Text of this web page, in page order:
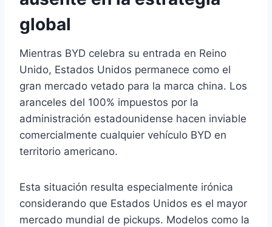
global
Mientras BYD celebra su entrada en Reino
Unido, Estados Unidos permanece como el
gran mercado vetado para la marca china. Los
aranceles del 100% impuestos por la
administración estadounidense hacen inviable
comercialmente cualquier vehículo BYD en
territorio americano.
Esta situación resulta especialmente irónica
considerando que Estados Unidos es el mayor
mercado mundial de pickups. Modelos como la